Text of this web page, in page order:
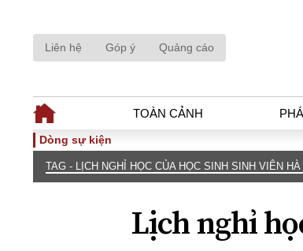
Liên hệ Góp ý Quảng cáo
TOÀN CẢNH
TOÀN CẢNH
Hồ
Dòng sự kiện
TAG - LỊCH NGHỈ HỌC CỦA HỌC SINH SINH VIÊN HÀ
Lịch nghỉ